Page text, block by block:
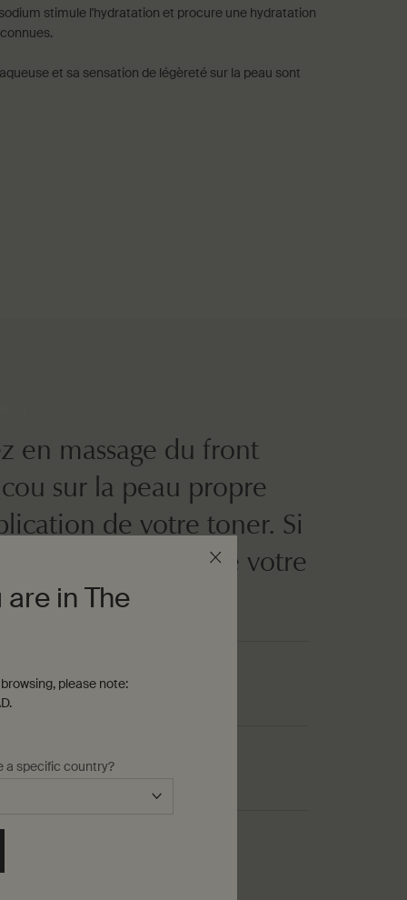
stimule l'hydratation et procure une hydratation
et sa sensation de légèreté sur la peau sont
en massage du front
sur la peau propre
de votre toner. Si
appliquez ensuite votre
préféré.
à café
are in The
please note:
a specific country?